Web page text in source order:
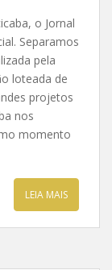
o Jornal
Separamos
pela
loteada de
projetos
nos
momento
LEIA MAIS